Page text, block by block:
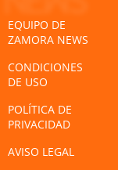
EQUIPO DE
ZAMORA NEWS
CONDICIONES
DE USO
POLÍTICA DE
PRIVACIDAD
AVISO LEGAL